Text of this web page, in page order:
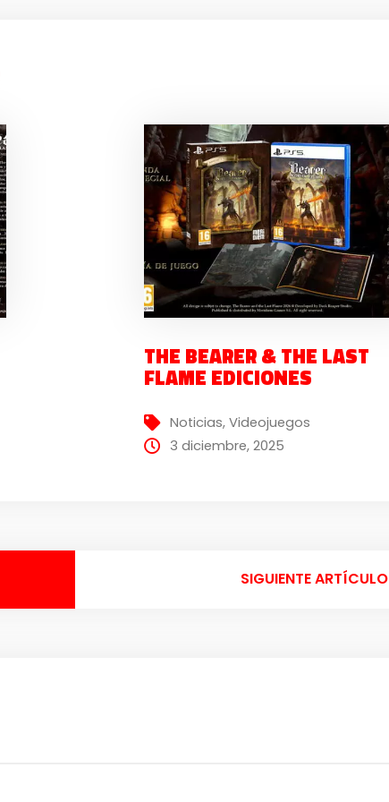
THE BEARER & THE LAST
FLAME EDICIONES
Noticias, Videojuegos
3 diciembre, 2025
SIGUIENTE ARTÍCULO